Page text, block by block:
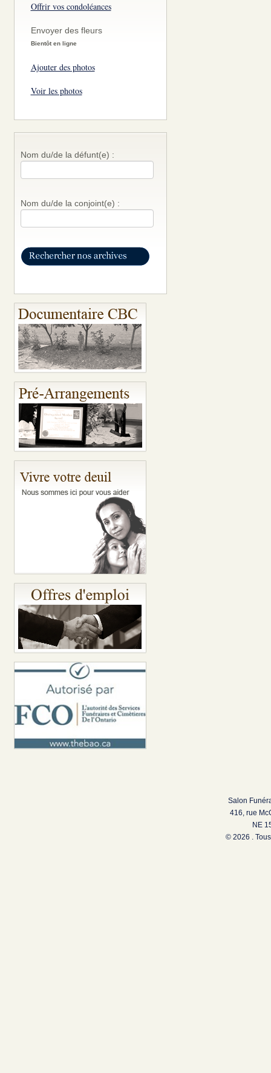
Offrir vos condoléances
Envoyer des fleurs
Bientôt en ligne
Ajouter des photos
Voir les photos
Nom du/de la défunt(e) :
Nom du/de la conjoint(e) :
Salon
416, rue
NE
© 2026 .